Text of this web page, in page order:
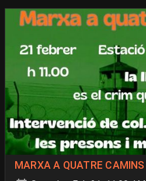
MARXA A QUATRE CAMINS